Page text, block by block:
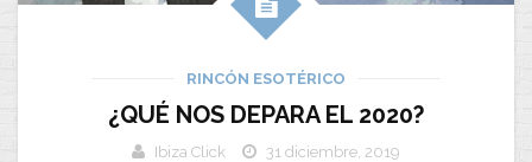
RINCÓN ESOTÉRICO
¿QUÉ NOS DEPARA EL 2020?
Ibiza Click
31 diciembre, 2019